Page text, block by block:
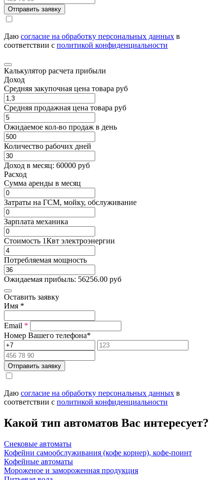
Отправить заявку
Даю согласие на обработку персональных данных в
соответствии с политикой конфиденциальности
Калькулятор расчета прибыли
Доход
Средняя закупочная цена товара руб
Средняя продажная цена товара руб
Ожидаемое кол-во продаж в день
Количество рабочих дней
Доход в месяц: 60000 руб
Расход
Cумма аренды в месяц
Затраты на ГСМ, мойку, обслуживание
Зарплата механика
Стоимость 1Квт электроэнергии
Потребляемая мощность
Ожидаемая прибыль: 56256.00 руб
Оставить заявку
Имя *
Email *
Номер Вашего телефона*
Отправить заявку
Даю согласие на обработку персональных данных в
соответствии с политикой конфиденциальности
Какой тип автоматов Вас интересует?
Снековые автоматы
Кофейни самообслуживания (кофе корнер), кофе-поинт
Кофейные автоматы
Мороженое и замороженная продукция